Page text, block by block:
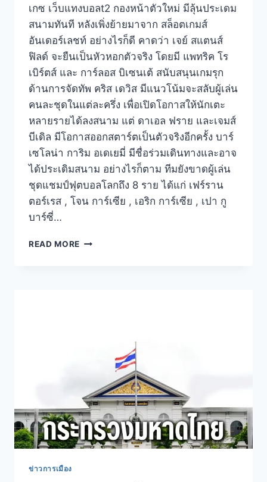
เกซ เว็บแทงบอลt2 กองหน้าตัวใหม่ มีลุ้นประเดม
สนามทันที หลังเพิ่งย้ายมาจาก สล็อตเกมส์
อันเดอร์เลชท์ อย่างไรก็ดี คาดว่า เจย์ สแตนส์
ฟิลด์ จะยืนเป็นหัวหอกตัวจริง โดยมี แพทริค โร
เบิร์ตส์ และ การ์ลอส บิเซนเต้ สนับสนุนเกมรุก
ด้านการจัดทัพ คริส เดวิส มีแนวโน้มจะสลับผู้เล่น
คนละชุดในแต่ละครึ่ง เพื่อเปิดโอกาสให้นักเตะ
หลายรายได้ลงสนาม แต่ ดาเอล ฟราย และเจมส์
บีเดิล มีโอกาสออกสตาร์ตเป็นตัวจริงอีกครั้ง บาร์
เซโลน่า การิม อเดเยมี่ มีชื่อร่วมเดินทางและอาจ
ได้ประเดิมสนาม อย่างไรก็ตาม ทีมยังขาดผู้เล่น
ชุดแชมป์ฟุตบอลโลกถึง 8 ราย ได้แก่ เฟร์ราน
ตอร์เรส , โจน การ์เซีย , เอริก การ์เซีย , เปา กู
บาร์ซี่…
READ MORE
ข่าวการเมือง